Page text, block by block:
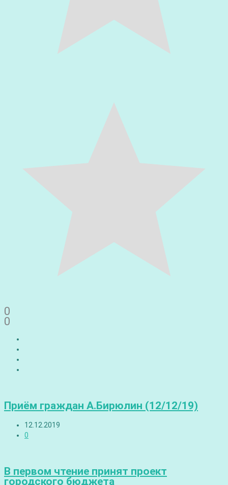
0
0
Приём граждан А.Бирюлин (12/12/19)
12.12.2019
0
В первом чтение принят проект
городского бюджета